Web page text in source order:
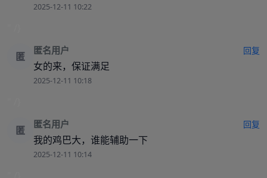
2025-12-11 10:22
匿 匿名用户 回复
女的来，保证满足
2025-12-11 10:18
匿 匿名用户 回复
我的鸡巴大，谁能辅助一下
2025-12-11 10:14